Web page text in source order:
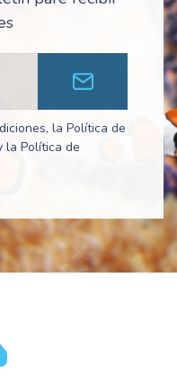
la Política de
la Política de